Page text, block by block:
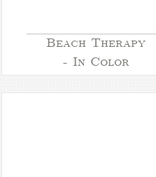
Beach Therapy
- In Color